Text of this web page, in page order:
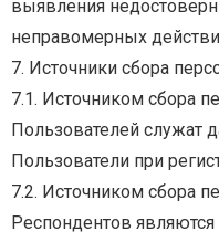
выявления
неправомерных
7. Источники сбора
7.1. Источником сбора
Пользователей служат
Пользователи при
7.2. Источником сбора
Респондентов являются